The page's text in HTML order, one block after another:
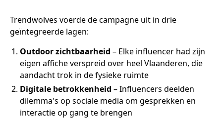
Trendwolves voerde de campagne uit in drie
geïntegreerde lagen:
Outdoor zichtbaarheid – Elke influencer had zijn
eigen affiche verspreid over heel Vlaanderen, die
aandacht trok in de fysieke ruimte
Digitale betrokkenheid – Influencers deelden
dilemma's op sociale media om gesprekken en
interactie op gang te brengen